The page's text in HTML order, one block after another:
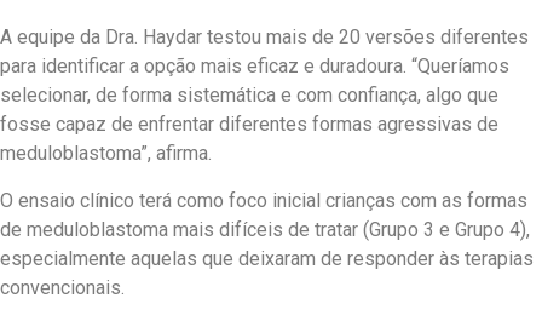
A equipe da Dra. Haydar testou mais de 20 versões diferentes
para identificar a opção mais eficaz e duradoura. “Queríamos
selecionar, de forma sistemática e com confiança, algo que
fosse capaz de enfrentar diferentes formas agressivas de
meduloblastoma”, afirma.
O ensaio clínico terá como foco inicial crianças com as formas
de meduloblastoma mais difíceis de tratar (Grupo 3 e Grupo 4),
especialmente aquelas que deixaram de responder às terapias
convencionais.